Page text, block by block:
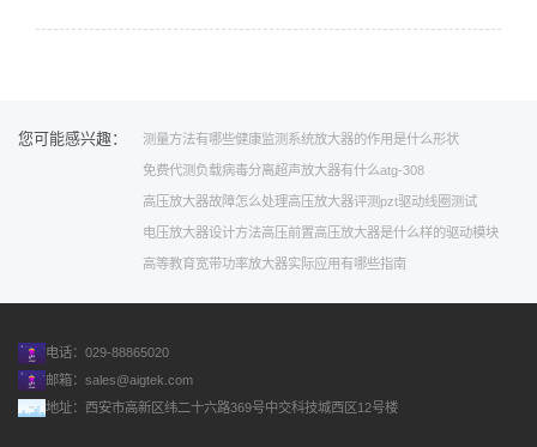
您可能感兴趣： 测量方法有哪些健康监测系统放大器的作用是什么形状
免费代测负载病毒分离超声放大器有什么atg-308
高压放大器故障怎么处理高压放大器评测 pzt驱动线圈测试
电压放大器设计方法高压前置高压放大器是什么样的驱动模块
高等教育宽带功率放大器实际应用有哪些指南
电话：029-88865020
邮箱： sales@aigtek.com
地址：西安市高新区纬二十六路369号中交科技城西区12号楼